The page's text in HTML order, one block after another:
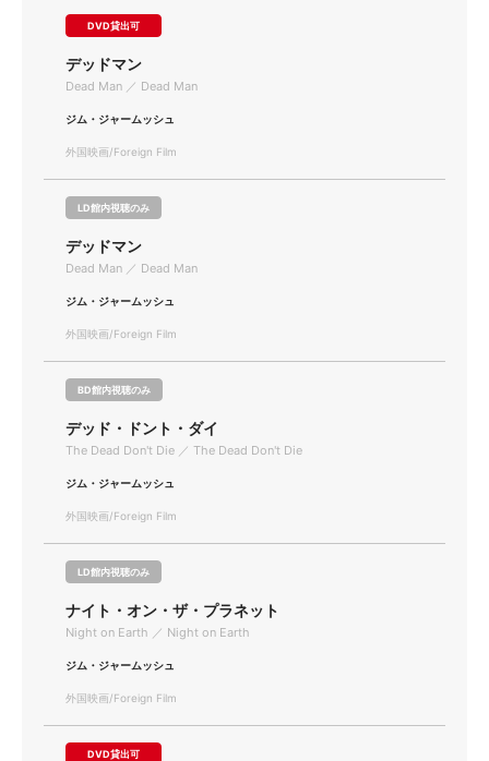
DVD貸出可
デッドマン
Dead Man ／ Dead Man
ジム・ジャームッシュ
外国映画/Foreign Film
LD館内視聴のみ
デッドマン
Dead Man ／ Dead Man
ジム・ジャームッシュ
外国映画/Foreign Film
BD館内視聴のみ
デッド・ドント・ダイ
The Dead Don't Die ／ The Dead Don't Die
ジム・ジャームッシュ
外国映画/Foreign Film
LD館内視聴のみ
ナイト・オン・ザ・プラネット
Night on Earth ／ Night on Earth
ジム・ジャームッシュ
外国映画/Foreign Film
DVD貸出可